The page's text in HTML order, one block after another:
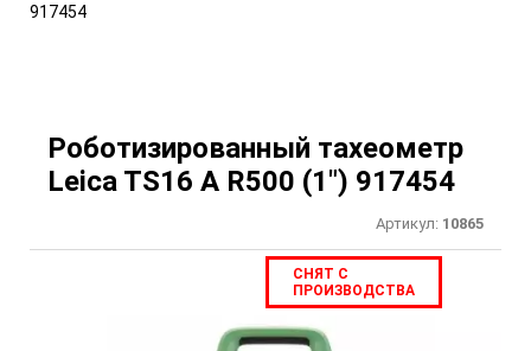
917454
Роботизированный тахеометр
Leica TS16 A R500 (1") 917454
Артикул: 10865
СНЯТ С
ПРОИЗВОДСТВА